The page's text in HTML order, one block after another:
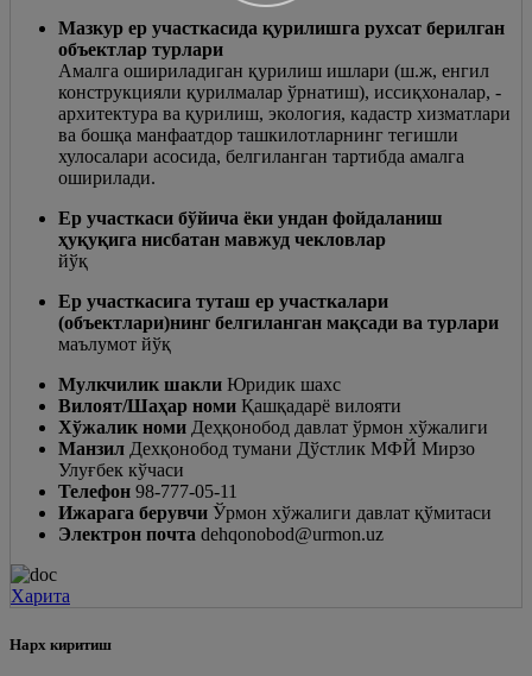
Мазкур ер участкасида қурилишга рухсат берилган
объектлар турлари
Амалга ошириладиган қурилиш ишлари (ш.ж, енгил
конструкцияли қурилмалар ўрнатиш), иссиқхоналар, -
архитектура ва қурилиш, экология, кадастр хизматлари
ва бошқа манфаатдор ташкилотларнинг тегишли
хулосалари асосида, белгиланган тартибда амалга
оширилади.
Ер участкаси бўйича ёки ундан фойдаланиш
ҳуқуқига нисбатан мавжуд чекловлар
йўқ
Ер участкасига туташ ер участкалари
(объектлари)нинг белгиланган мақсади ва турлари
маълумот йўқ
Мулкчилик шакли Юридик шахс
Вилоят/Шаҳар номи Қашқадарё вилояти
Хўжалик номи Деҳқонобод давлат ўрмон хўжалиги
Манзил Дехқонобод тумани Дўстлик МФЙ Мирзо
Улуғбек кўчаси
Телефон 98-777-05-11
Ижарага берувчи Ўрмон хўжалиги давлат қўмитаси
Электрон почта dehqonobod@urmon.uz
Харита
Нарх киритиш